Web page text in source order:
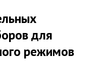
для
режимов